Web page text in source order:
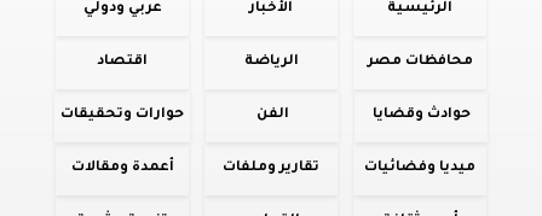
الرئيسية الأخبار عربي ودولي
محافظات مصر الرياضة اقتصاد
حوادث وقضايا الفن حوارات وتحقيقات
ميديا وفضائيات تقارير وملفات أعمدة ومقالات